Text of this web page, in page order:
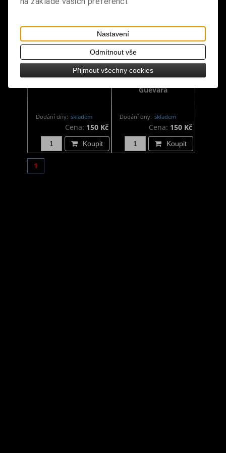
Klíčenka Che Guevara
Dodání dny: skladem
Cena: 150 Kč
Koupit
Potítko černé - Che
Guevara
Dodání dny: skladem
Cena: 150 Kč
Koupit
1
Nastavení
Odmítnout vše
Přijmout všechny cookies